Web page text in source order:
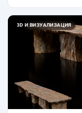
3D И ВИЗУАЛИЗАЦИЯ